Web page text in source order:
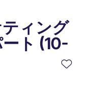
ィング
ト (10-